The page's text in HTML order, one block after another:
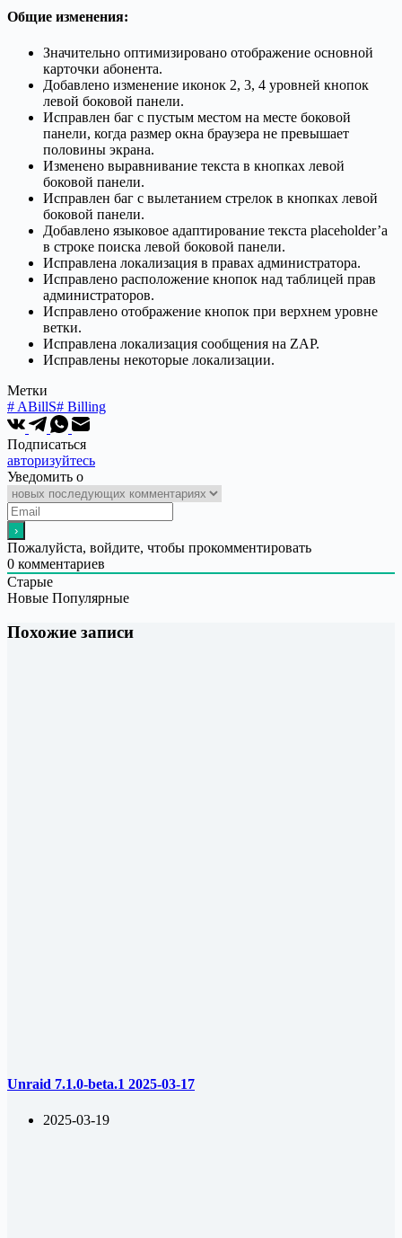
Общие изменения:
Значительно оптимизировано отображение основной
карточки абонента.
Добавлено изменение иконок 2, 3, 4 уровней кнопок
левой боковой панели.
Исправлен баг с пустым местом на месте боковой
панели, когда размер окна браузера не превышает
половины экрана.
Изменено выравнивание текста в кнопках левой
боковой панели.
Исправлен баг с вылетанием стрелок в кнопках левой
боковой панели.
Добавлено языковое адаптирование текста placeholder’а
в строке поиска левой боковой панели.
Исправлена локализация в правах администратора.
Исправлено расположение кнопок над таблицей прав
администраторов.
Исправлено отображение кнопок при верхнем уровне
ветки.
Исправлена локализация сообщения на ZAP.
Исправлены некоторые локализации.
Метки
# ABillS# Billing
Подписаться
авторизуйтесь
Уведомить о
Пожалуйста, войдите, чтобы прокомментировать
0 комментариев
Старые
Новые Популярные
Похожие записи
Unraid 7.1.0-beta.1 2025-03-17
2025-03-19